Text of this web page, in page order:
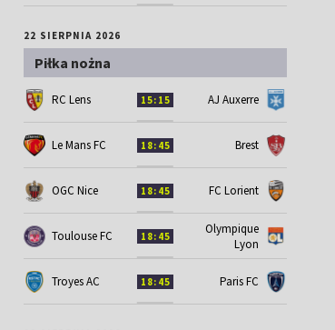
22 SIERPNIA 2026
Piłka nożna
RC Lens 15:15 AJ Auxerre
Le Mans FC 18:45 Brest
OGC Nice 18:45 FC Lorient
Toulouse FC 18:45
Olympique
Lyon
Troyes AC 18:45 Paris FC